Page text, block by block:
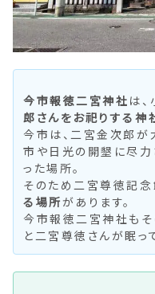
今市報徳二宮神社 は
郎さんをお祀りする神
今市は、二宮金次郎が
市や日光の開墾に尽力
った場所。
そのため二宮尊徳記念
る場所があります。
今市報徳二宮神社もそ
と二宮尊徳さんが眠っ